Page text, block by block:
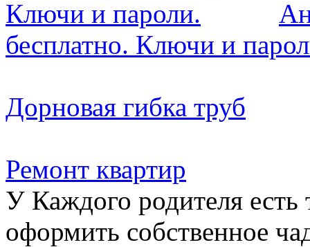
бесплатно. Ключи и
Дорновая гибка труб
Ремонт квартир
У Каждого родителя есть
оформить собственное